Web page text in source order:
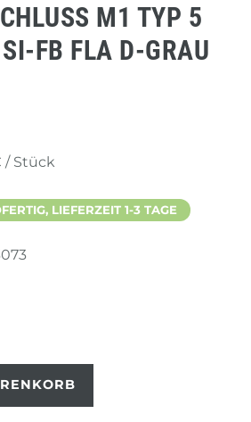
M1 TYP 5 S
FB FLA D-GRAU
/ Stück
LIEFERZEIT 1-3 TAGE